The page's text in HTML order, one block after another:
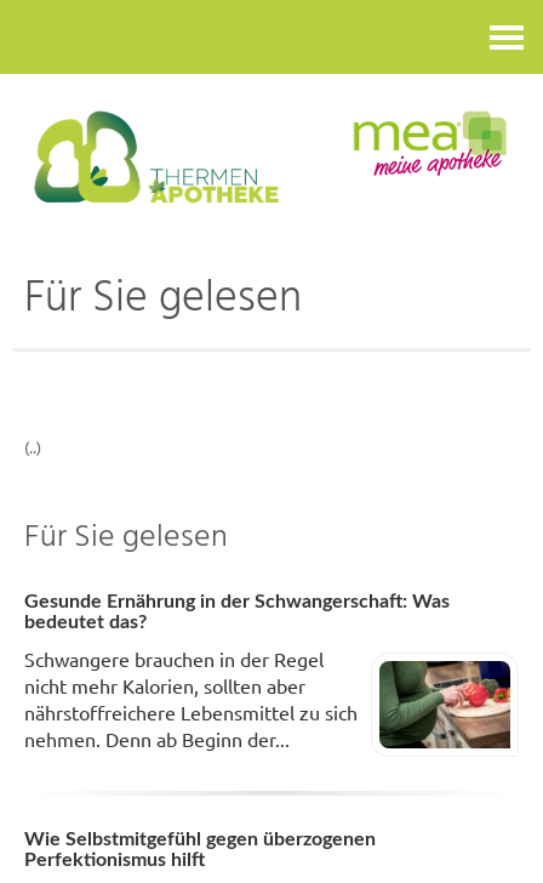
Für Sie gelesen
(..)
Für Sie gelesen
Gesunde Ernährung in der Schwangerschaft: Was
bedeutet das?
Schwangere brauchen in der Regel
nicht mehr Kalorien, sollten aber
nährstoffreichere Lebensmittel zu sich
nehmen. Denn ab Beginn der...
Wie Selbstmitgefühl gegen überzogenen
Perfektionismus hilft